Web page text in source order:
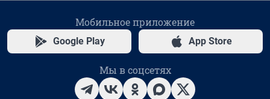
Мобильное приложение
Google Play App Store
Мы в соцсетях